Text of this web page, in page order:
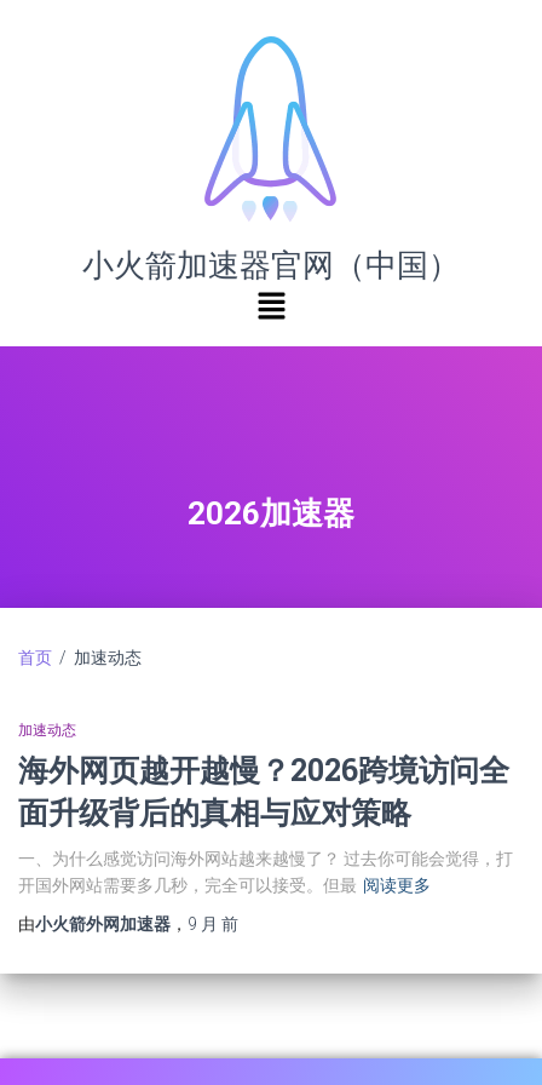
小火箭加速器官网（中国）
2026加速器
首页 / 加速动态
加速动态
海外网页越开越慢？2026跨境访问全
面升级背后的真相与应对策略
一、为什么感觉访问海外网站越来越慢了？ 过去你可能会觉得，打
开国外网站需要多几秒，完全可以接受。但最 阅读更多
由小火箭外网加速器 ， 9 月 前